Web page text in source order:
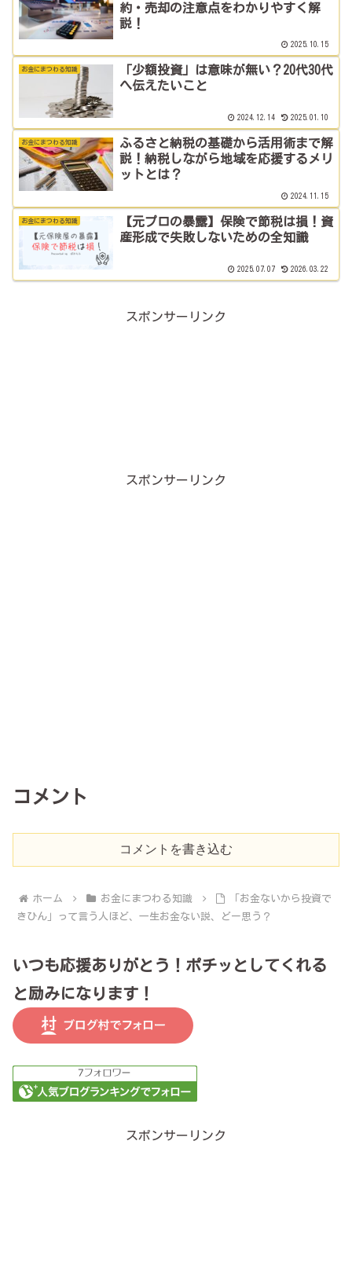
約・売却の注意点をわかりやすく解
説！
2025.10.15
お金にまつわる知識
「少額投資」は意味が無い？20代30代
へ伝えたいこと
2024.12.14 2025.01.10
お金にまつわる知識
ふるさと納税の基礎から活用術まで解
説！納税しながら地域を応援するメリ
ットとは？
2024.11.15
お金にまつわる知識
【元プロの暴露】保険で節税は損！資
産形成で失敗しないための全知識
2025.07.07 2026.03.22
スポンサーリンク
スポンサーリンク
コメント
コメントを書き込む
ホーム お金にまつわる知識
「お金ないから投資で
きひん」って言う人ほど、一生お金ない説、どー思う？
いつも応援ありがとう！ポチッとしてくれる
と励みになります！
スポンサーリンク